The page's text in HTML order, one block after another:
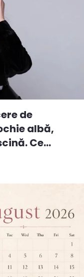
de
albă,
Ce